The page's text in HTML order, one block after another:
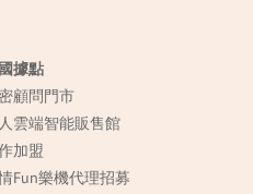
據點
顧問門市
雲端智能販售館
加盟
Fun樂機代理招募